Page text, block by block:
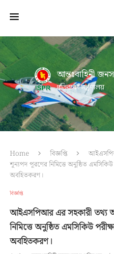
আন্তঃবাহিনী
প্রতিরক্ষা মন্ত্রণালয়
Home বিজ্ঞপ্তি
শূন্যপদ পূরণের নিমিত্তে অনুষ্ঠিত এমসিকিউ
অবহিতকরণ।
বিজ্ঞপ্তি
আইএসপিআর এর সহকারী তথ্য
নিমিত্তে অনুষ্ঠিত এমসিকিউ
অবহিতকরণ।